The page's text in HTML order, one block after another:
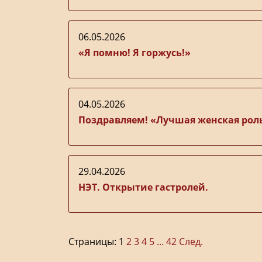
06.05.2026
«Я помню! Я горжусь!»
04.05.2026
Поздравляем! «Лучшая женская
29.04.2026
НЭТ. Открытие гастролей.
Страницы: 1 234 5 ... 42 След.